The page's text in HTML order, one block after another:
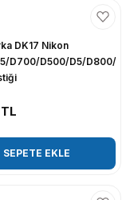
DK17 Nikon
D700/D500/D5/D800/
SEPETE EKLE